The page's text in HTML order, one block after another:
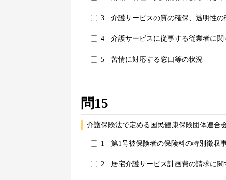
3 介護サービスの質の確保、透明性
4 介護サービスに従事する従業者に関
5 苦情に対応する窓口等の状況
問15
介護保険法で定める国民健康保険団体連合
1 第1号被保険者の保険料の特別徴収
2 居宅介護サービス計画費の請求に関